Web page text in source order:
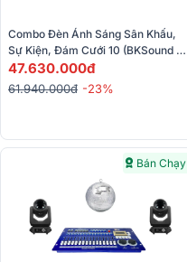
Combo Đèn Ánh Sáng Sân Khấu,
Sự Kiện, Đám Cưới 10 (BKSound
LS500, Bksound LS19, KingKong
KK1024)
47.630.000đ
61.940.000đ -23%
Bán Chạy